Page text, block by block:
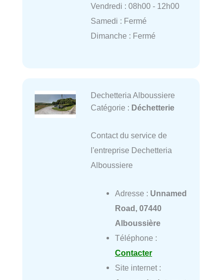
Vendredi : 08h00 - 12h00
Samedi : Fermé
Dimanche : Fermé
Dechetteria Alboussiere
Catégorie : Déchetterie
Contact du service de
l'entreprise Dechetteria
Alboussiere
Adresse : Unnamed
Road, 07440
Alboussière
Téléphone :
Contacter
Site internet :